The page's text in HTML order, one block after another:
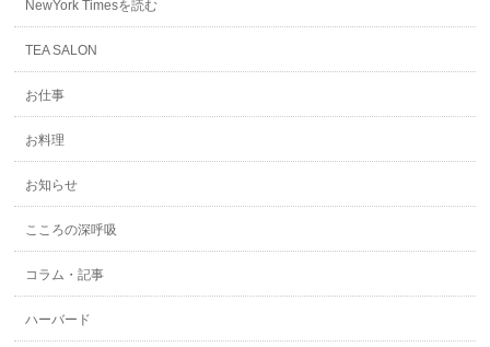
NewYork Timesを読む
TEA SALON
お仕事
お料理
お知らせ
こころの深呼吸
コラム・記事
ハーバード